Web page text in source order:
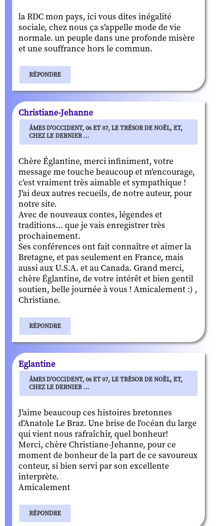
la RDC mon pays, ici vous dites inégalité
sociale, chez nous ça s'appelle mode de vie
normale. un peuple dans une profonde misère
et une souffrance hors le commun.
RÉPONDRE
Christiane-Jehanne
ÂMES D'OCCIDENT, 06 ET 07, LE TRÉSOR DE NOËL, ET,
CHEZ LE DERNIER ...
Chère Églantine, merci infiniment, votre
message me touche beaucoup et m'encourage,
c'est vraiment très aimable et sympathique !
J'ai deux autres recueils, de notre auteur, pour
notre site.
Avec de nouveaux contes, légendes et
traditions... que je vais enregistrer très
prochainement.
Ses conférences ont fait connaître et aimer la
Bretagne, et pas seulement en France, mais
aussi aux U.S.A. et au Canada. Grand merci,
chère Églantine, de votre intérêt et bien gentil
soutien, belle journée à vous ! Amicalement :) ,
Christiane.
RÉPONDRE
Eglantine
ÂMES D'OCCIDENT, 06 ET 07, LE TRÉSOR DE NOËL, ET,
CHEZ LE DERNIER ...
J'aime beaucoup ces histoires bretonnes
d'Anatole Le Braz. Une brise de l'océan du large
qui vient nous rafraîchir, quel bonheur!
Merci, chère Christiane-Jehanne, pour ce
moment de bonheur de la part de ce savoureux
conteur, si bien servi par son excellente
interprète.
Amicalement
RÉPONDRE